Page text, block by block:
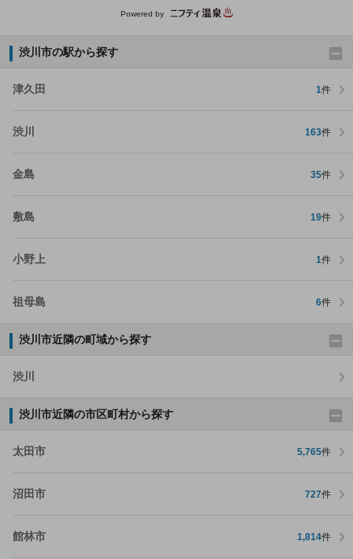
Powered by
渋川市の駅から探す
津久田 1件
渋川 163件
金島 35件
敷島 19件
小野上 1件
祖母島 6件
渋川市近隣の町域から探す
渋川
渋川市近隣の市区町村から探す
太田市 5,765件
沼田市 727件
館林市 1,814件